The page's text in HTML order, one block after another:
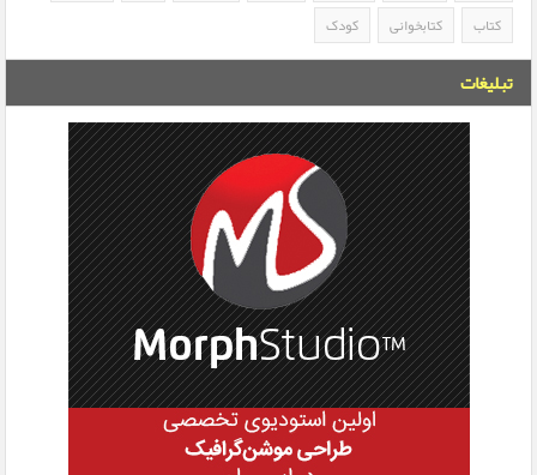
کتاب
کتابخوانی کودک
تبلیغات